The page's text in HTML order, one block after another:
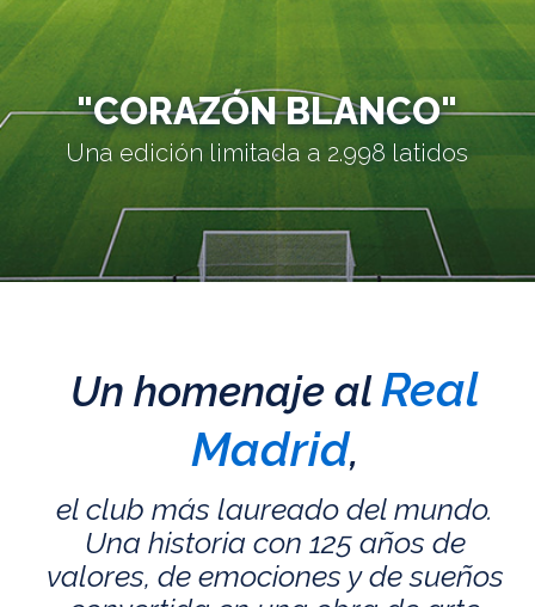
"CORAZÓN BLANCO"
Una edición limitada a 2.998 latidos
Un homenaje alReal
Madrid,
el club más laureado del mundo.
Una historia con 125 años de
valores, de emociones y de sueños